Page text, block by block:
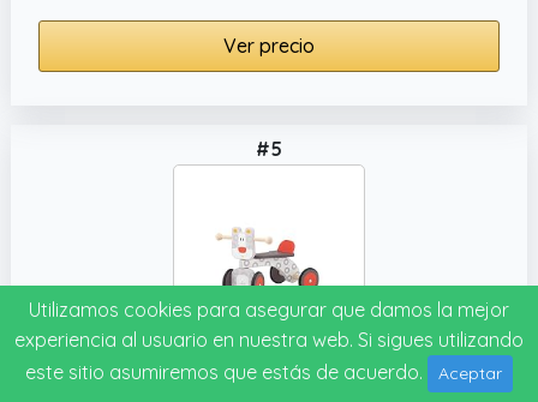
Ver precio
#5
Jaguar Baby Buggy | Trudi by Sevi | Correpasillos mecedores para niños. Primeros años. Juegos de Madera sevi | 33 x 41 x 52cm | Ride-on Toys | Modelo 83040
Utilizamos cookies para asegurar que damos la mejor
experiencia al usuario en nuestra web. Si sigues utilizando
este sitio asumiremos que estás de acuerdo.
Aceptar